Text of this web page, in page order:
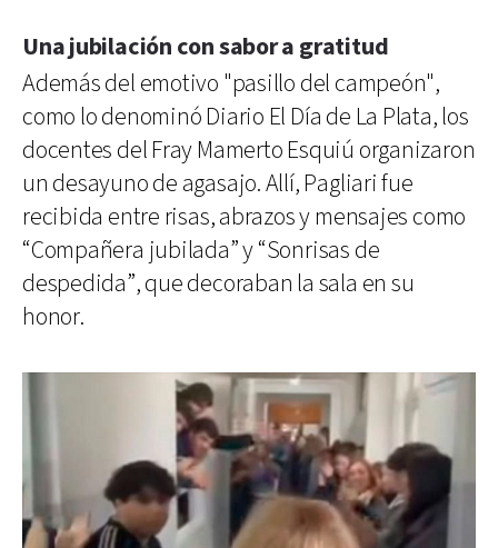
Una jubilación con sabor a gratitud
Además del emotivo "pasillo del campeón",
como lo denominó Diario El Día de La Plata, los
docentes del Fray Mamerto Esquiú organizaron
un desayuno de agasajo. Allí, Pagliari fue
recibida entre risas, abrazos y mensajes como
“Compañera jubilada” y “Sonrisas de
despedida”, que decoraban la sala en su
honor.